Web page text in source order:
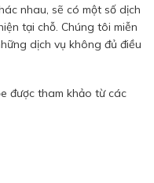
nhau, sẽ có một số dịch
tại chỗ. Chúng tôi miễn
dịch vụ không đủ điều
được tham khảo từ các